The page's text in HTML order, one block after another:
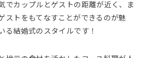
でカップルとゲストの距離が近く、ま
ストをもてなすことができるのが魅
る結婚式のスタイルです！